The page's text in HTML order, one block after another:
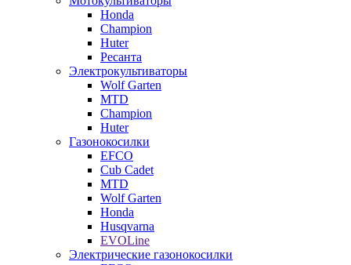
Honda
Champion
Huter
Ресанта
Электрокультиваторы
Wolf Garten
MTD
Champion
Huter
Газонокосилки
EFCO
Cub Cadet
MTD
Wolf Garten
Honda
Husqvarna
EVOLine
Электрические газонокосилки